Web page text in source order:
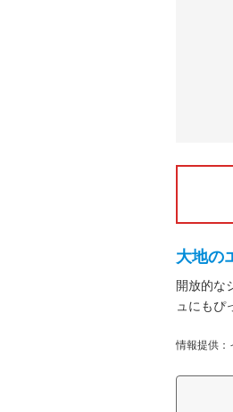
大地の
開放的な
ュにもぴ
情報提供：